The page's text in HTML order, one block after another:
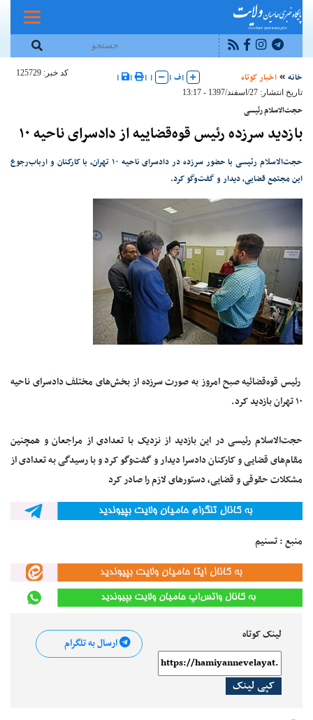
خانه اخبار کوتاه |ف |
|
|
|
|
کد خبر: 125729
تاریخ انتشار: 27/اسفند/1397 - 13:17
حجت‌الاسلام رئیسی
بازدید سرزده رئیس قوه‌قضاییه از دادسرای ناحیه ۱۰
حجت‌الاسلام رئیسی با حضور سرزده در دادسرای ناحیه ۱۰ تهران، با کارکنان و ارباب‌رجوع
این مجتمع قضایی، دیدار و گفت‌وگو کرد.
رئیس قوه‌قضائیه صبح امروز به صورت سرزده از بخش‌های مختلف دادسرای ناحیه
۱۰ تهران بازدید کرد.
حجت‌الاسلام رئیسی در این بازدید از نزدیک با تعدادی از مراجعان و همچنین
مقام‌های قضایی و کارکنان دادسرا دیدار و گفت‌وگو کرد و با رسیدگی به تعدادی از
مشکلات حقوقی و قضایی، دستورهای لازم را صادر کرد
منبع : تسنیم
لینک کوتاه
کپی لینک
ارسال به تلگرام